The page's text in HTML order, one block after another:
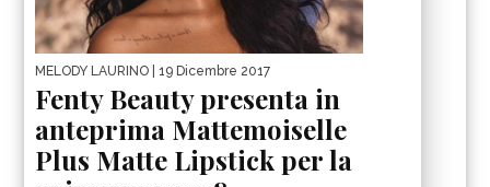
MELODY LAURINO | 19 Dicembre 2017
Fenty Beauty presenta in
anteprima Mattemoiselle
Plus Matte Lipstick per la